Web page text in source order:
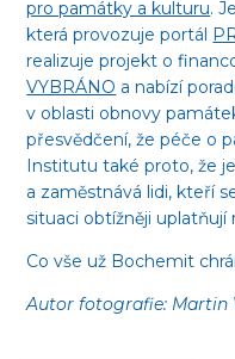
pro památky a kulturu.
která provozuje portál
realizuje projekt o
VYBRÁNO a nabízí
v oblasti obnovy
přesvědčení, že péče o
Institutu také proto, že
a zaměstnává lidi, kteří
situaci obtížněji uplatňují
Co vše už Bochemit
Autor fotografie: Martin